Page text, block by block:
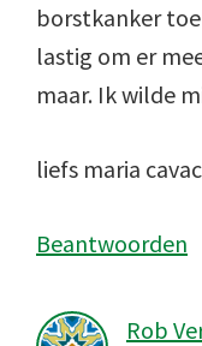
borstkanker
lastig om er
maar. Ik wilde
liefs maria
Beantwoorden
Rob